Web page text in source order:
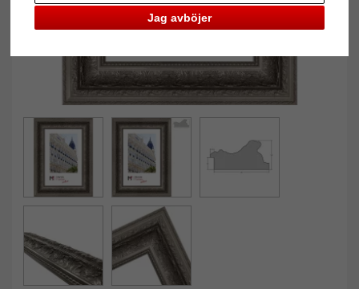
Jag avböjer